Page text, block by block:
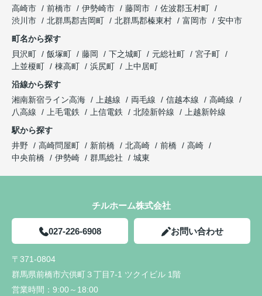
高崎市
前橋市 伊勢崎市 藤岡市
佐波郡玉村町
渋川市
北群馬郡吉岡町 北群馬郡榛東村 富岡市
安中市
町名から探す
貝沢町
飯塚町 藤岡 下之城町 元総社町
宮子町
上並榎町
棟高町 浜尻町
上中居町
沿線から探す
湘南新宿ライン高海
上越線 両毛線 信越本線
高崎線
八高線
上毛電鉄 上信電鉄 北陸新幹線
上越新幹線
駅から探す
井野
高崎問屋町 新前橋 北高崎 前橋
高崎
中央前橋
伊勢崎 群馬総社 城東
チルホーム株式会社
027-226-6908 お問い合わせ
〒371-0804
群馬県前橋市六供町３丁目7-1 ツクイビル 1階
営業時間： 9:00～18:00